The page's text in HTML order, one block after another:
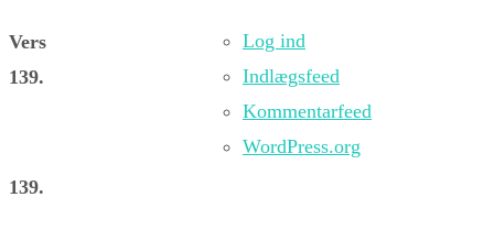
Vers
139.
139.
Log ind
Indlægsfeed
Kommentarfeed
WordPress.org